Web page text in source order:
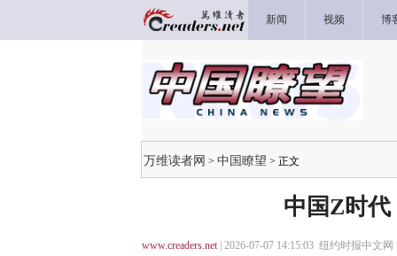
新闻 视频 博
万维读者网 > 中国瞭望 > 正文
中国Z时代
www.creaders.net| 2026-07-07 14:15:03 纽约时报中文网